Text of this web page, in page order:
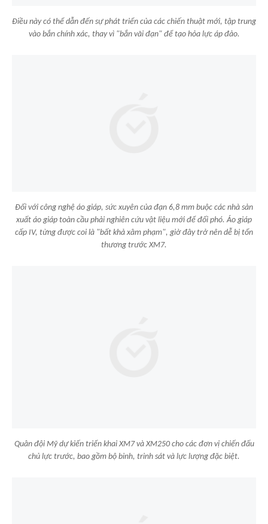
Điều này có thể dẫn đến sự phát triển của các chiến thuật mới, tập trung
vào bắn chính xác, thay vì "bắn vãi đạn" để tạo hỏa lực áp đảo.
Đối với công nghệ áo giáp, sức xuyên của đạn 6,8 mm buộc các nhà sản
xuất áo giáp toàn cầu phải nghiên cứu vật liệu mới để đối phó. Áo giáp
cấp IV, từng được coi là "bất khả xâm phạm", giờ đây trở nên dễ bị tổn
thương trước XM7.
Quân đội Mỹ dự kiến triển khai XM7 và XM250 cho các đơn vị chiến đấu
chủ lực trước, bao gồm bộ binh, trinh sát và lực lượng đặc biệt.